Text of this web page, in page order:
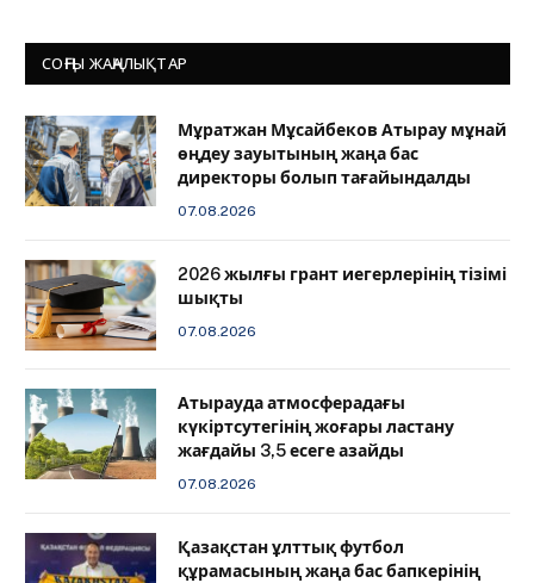
СОҢҒЫ ЖАҢАЛЫҚТАР
Мұратжан Мұсайбеков Атырау мұнай
өңдеу зауытының жаңа бас
директоры болып тағайындалды
07.08.2026
2026 жылғы грант иегерлерінің тізімі
шықты
07.08.2026
Атырауда атмосферадағы
күкіртсутегінің жоғары ластану
жағдайы 3,5 есеге азайды
07.08.2026
Қазақстан ұлттық футбол
құрамасының жаңа бас бапкерінің